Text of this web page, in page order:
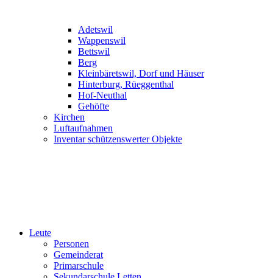
Adetswil
Wappenswil
Bettswil
Berg
Kleinbäretswil, Dorf und Häuser
Hinterburg, Rüeggenthal
Hof-Neuthal
Gehöfte
Kirchen
Luftaufnahmen
Inventar schützenswerter Objekte
Leute
Personen
Gemeinderat
Primarschule